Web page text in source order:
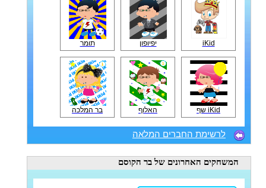
iKid יפיופון תומר
iKid שף האלוף בר המלכה
לרשימת החברים המלאה
המשחקים האחרונים של בר הקוסם